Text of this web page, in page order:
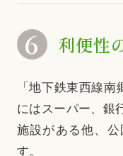
6 利便性
「地下鉄東西線
にはスーパー、銀
施設がある他、
す。